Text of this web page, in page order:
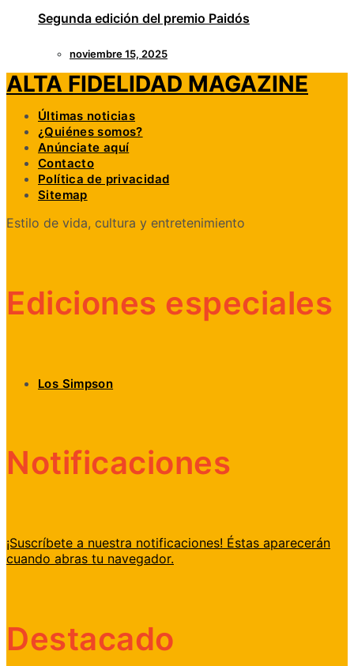
Segunda edición del premio Paidós
noviembre 15, 2025
ALTA FIDELIDAD MAGAZINE
Últimas noticias
¿Quiénes somos?
Anúnciate aquí
Contacto
Política de privacidad
Sitemap
Estilo de vida, cultura y entretenimiento
Ediciones especiales
Los Simpson
Notificaciones
¡Suscríbete a nuestra notificaciones! Éstas aparecerán
cuando abras tu navegador.
Destacado